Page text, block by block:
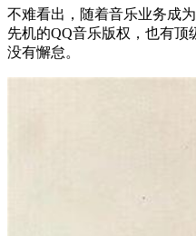
不难看出，随着音乐业务成
先机的QQ音乐版权，也有
没有懈怠。